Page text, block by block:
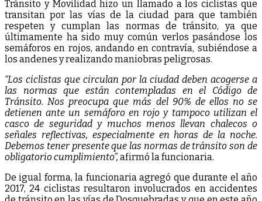
Tránsito y Movilidad hizo un llamado a los ciclistas que
transitan por las vías de la ciudad para que también
respeten y cumplan las normas de tránsito, ya que
últimamente ha sido muy común verlos pasándose los
semáforos en rojos, andando en contravía, subiéndose a
los andenes y realizando maniobras peligrosas.
“Los ciclistas que circulan por la ciudad deben acogerse a
las normas que están contempladas en el Código de
Tránsito. Nos preocupa que más del 90% de ellos no se
detienen ante un semáforo en rojo y tampoco utilizan el
casco de seguridad y muchos menos llevan chalecos o
señales reflectivas, especialmente en horas de la noche.
Debemos tener presente que las normas de tránsito son de
obligatorio cumplimiento”, afirmó la funcionaria.
De igual forma, la funcionaria agregó que durante el año
2017, 24 ciclistas resultaron involucrados en accidentes